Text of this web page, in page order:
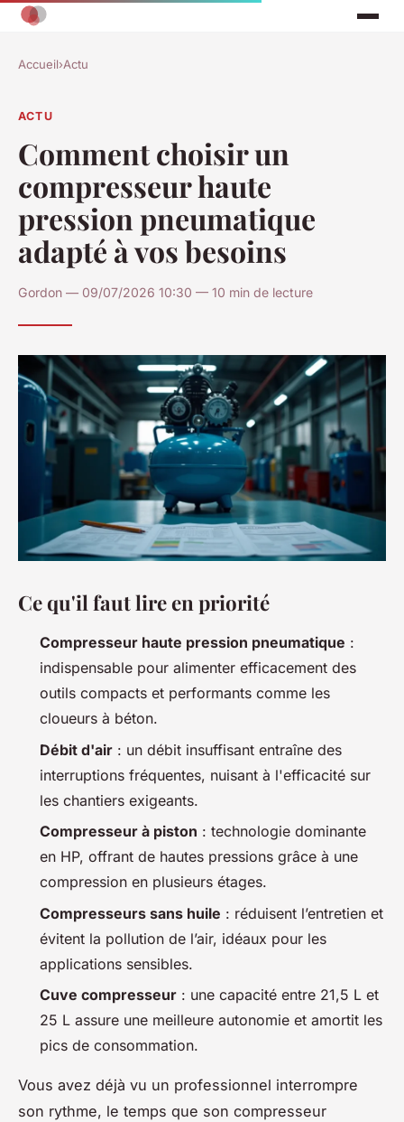
Accueil›Actu
ACTU
Comment choisir un
compresseur haute
pression pneumatique
adapté à vos besoins
Gordon — 09/07/2026 10:30 — 10 min de lecture
Ce qu'il faut lire en priorité
Compresseur haute pression pneumatique :
indispensable pour alimenter efficacement des
outils compacts et performants comme les
cloueurs à béton.
Débit d'air : un débit insuffisant entraîne des
interruptions fréquentes, nuisant à l'efficacité sur
les chantiers exigeants.
Compresseur à piston : technologie dominante
en HP, offrant de hautes pressions grâce à une
compression en plusieurs étages.
Compresseurs sans huile : réduisent l’entretien et
évitent la pollution de l’air, idéaux pour les
applications sensibles.
Cuve compresseur : une capacité entre 21,5 L et
25 L assure une meilleure autonomie et amortit les
pics de consommation.
Vous avez déjà vu un professionnel interrompre
son rythme, le temps que son compresseur